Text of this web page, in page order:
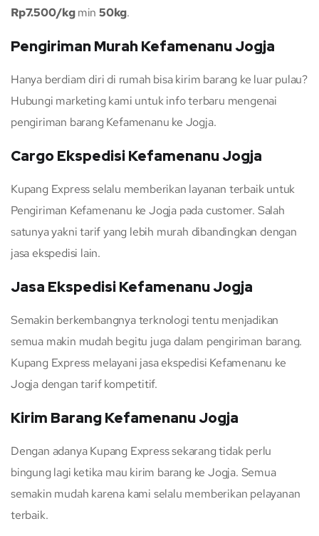
Rp7.500/kgmin50kg.
Pengiriman Murah Kefamenanu Jogja
Hanya berdiam diri di rumah bisa kirim barang ke luar pulau?
Hubungi marketing kami untuk info terbaru mengenai
pengiriman barang Kefamenanu ke Jogja.
Cargo Ekspedisi Kefamenanu Jogja
Kupang Express selalu memberikan layanan terbaik untuk
Pengiriman Kefamenanu ke Jogja pada customer. Salah
satunya yakni tarif yang lebih murah dibandingkan dengan
jasa ekspedisi lain.
Jasa Ekspedisi Kefamenanu Jogja
Semakin berkembangnya terknologi tentu menjadikan
semua makin mudah begitu juga dalam pengiriman barang.
Kupang Express melayani jasa ekspedisi Kefamenanu ke
Jogja dengan tarif kompetitif.
Kirim Barang Kefamenanu Jogja
Dengan adanya Kupang Express sekarang tidak perlu
bingung lagi ketika mau kirim barang ke Jogja. Semua
semakin mudah karena kami selalu memberikan pelayanan
terbaik.